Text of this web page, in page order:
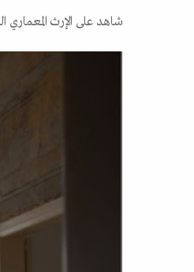
شاهد على الإرث